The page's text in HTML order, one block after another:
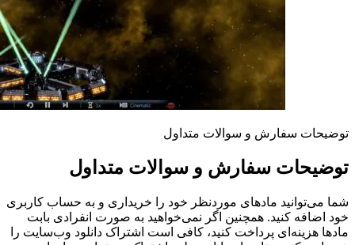
توضیحات سفارش و سوالات متداول
توضیحات سفارش و سوالات متداول
شما می‌توانید مادهای موردنظر خود را خریداری و به حساب کاربری
خود اضافه کنید. همچنین اگر نمی‌خواهید به صورت انفرادی بابت
مادها هزینه‌ای پرداخت کنید، کافی است اشتراک دانلود وب‌سایت را